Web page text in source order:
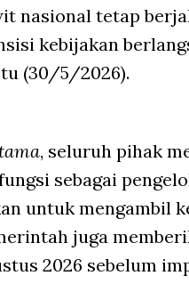
nasional tetap
kebijakan
(30/5/2026).
, seluruh pihak
sebagai
untuk mengambil
juga
2026 sebelum